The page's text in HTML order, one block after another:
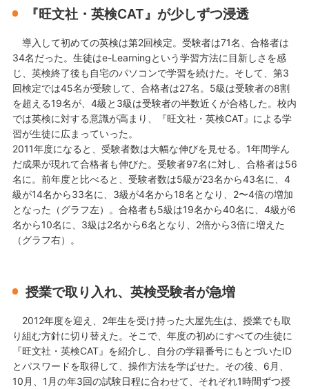
『旺文社・英検CAT』が少しずつ浸透
導入して初めての英検は第2回検定。受験者は71名、合格者は
34名だった。生徒はe-Learningという学習方法に目新しさを感
じ、英検終了後も自宅のパソコンで学習を続けた。そして、第3
回検定では45名が受験して、合格者は27名。5級は受験者の8割
を超える19名が、4級と3級は受験者の半数近くが合格した。校内
では英検に対する意識が高まり、『旺文社・英検CAT』による学
習が生徒に広まっていった。
2011年度になると、受験者数は大幅な伸びを見せる。1年間学ん
だ成果が現れて合格者も伸びた。受験者97名に対し、合格者は56
名に。前年度と比べると、受験者数は5級が23名から43名に、4
級が14名から33名に、3級が4名から18名となり、2〜4倍の増加
となった（グラフ左）。合格者も5級は19名から40名に、4級が6
名から10名に、3級は2名から6名となり、2倍から3倍に増えた
（グラフ右）。
授業で取り入れ、英検受験者が急増
2012年度を迎え、2年生を受け持った大屋先生は、授業でも取
り組む方針に切り替えた。そこで、年度の初めにすべての生徒に
『旺文社・英検CAT』を紹介し、自分の学籍番号にもとづいたID
とパスワードを取得して、操作方法を学ばせた。その後、6月、
10月、1月の年3回の試験日程に合わせて、それぞれ1時間ずつ授